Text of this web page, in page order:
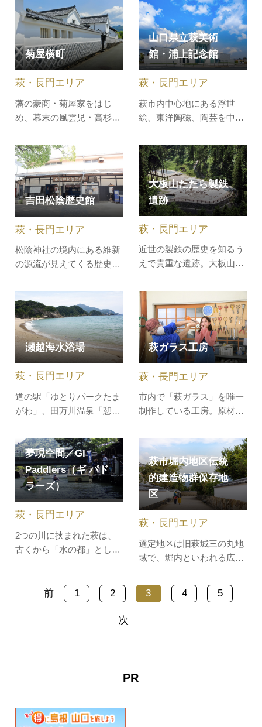
棟の矢倉と中堀をめぐらし
た「二の丸」跡をめぐり、
お城づくりやお城暮らしの
エピソードをご紹介。萩焼
小物のお土産つきです。
［集合場所］指月第一駐車
場（萩市堀…
する温泉地。その昔、対岸
の玉江地区にあった造り酒
屋の御隠居様の夢枕にあら
われた観音様のお告げによ
って湧き出たといわれる温
家・金子…
菊屋横町
藩の豪商・菊屋家をはじ
め、幕末の風雲児・高杉晋
臣・田中義一の誕生地があ
る横町。なまこ壁の美しい
この横町は「日本の道百
選」の一つに選ばれていま
す。碁盤目状に区画された
萩城下町は、中・下級の武
家屋敷が軒を連ね、現在で
も町筋はその…
萩・長門エリア
山口県立萩美術
館・浦上記念館
萩市内中心地にある浮世
絵、東洋陶磁、陶芸を中心
光施設を紹介する旅行ガイ
ド「ミシュラン・グリーン
ガイド・ジャポン」におい
て、二ツ星「寄り道する価
値がある（★★）」を獲得
しています。【学芸員によ
るギャラリー・トーク】当
館収蔵の浮世…
萩・長門エリア
吉田松陰歴史館
松陰神社の境内にある維新
の源流が見えてくる歴史館
リニューアルオープンしま
した。 資料や等身大のろう
人形などを展示し、松陰先
生の一生を分かりやすく紹
介しています。 2015年7月
に登録された世界遺産（明
治日本の産業革命遺産…
萩・長門エリア
大板山たたら製鉄
遺跡
近世の製鉄の歴史を知るう
えで貴重な遺跡。大板山の
恵美須ヶ鼻造船所で建造さ
れた長州藩最初の洋式軍艦
「丙辰丸」の釘や碇などの
部品にも使用されました 。
主要施設（元小屋・高殿・
砂鉄掛取場・鉄池・鍛冶屋
等）の遺構がよく保存され
ており…
萩・長門エリア
瀬越海水浴場
道の駅「ゆとりパークたま
がわ」、田万川温泉「憩い
に近く、家族で来るにはも
ってこいの海水浴場です。
広大な海原、きれいな砂
浜、まばゆい太陽を満喫で
きます。シャワー、トイレ
が完備され、駐車場もあり
が度々訪れ…
萩・長門エリア
萩ガラス工房
市内で「萩ガラス」を唯一
制作している工房。原材料
岩(安山岩)を使用し、原石
から一貫生産しています。
淡い緑色の「玄武岩ガラ
ス」、3層構造で内側にヒ
ビを封じ込めた「内ヒビ貫
入ガラス」など、制作体験
もできます。（体験は要予
約）【宙吹…
萩・長門エリア
夢現空間／GI
Paddlers（ギ パド
ラーズ）
2つの川に挟まれた萩は、
古くから「水の都」として
ックで散策するパドルウォ
う？手軽に楽しみたいなら
萩・長門エリア
萩市堀内地区伝統
的建造物群保存地
区
選定地区は旧萩城三の丸地
域で、堀内といわれる広さ
北6丁余（約660ｍ）の約
77.4haです。藩政時代、藩
んでいました。…
萩・長門エリア
前 1 2 3 4 5
次
PR